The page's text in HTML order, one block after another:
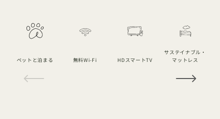
ペットと泊まる 無料Wi-Fi HDスマートTV
サステイナブル・
マットレス